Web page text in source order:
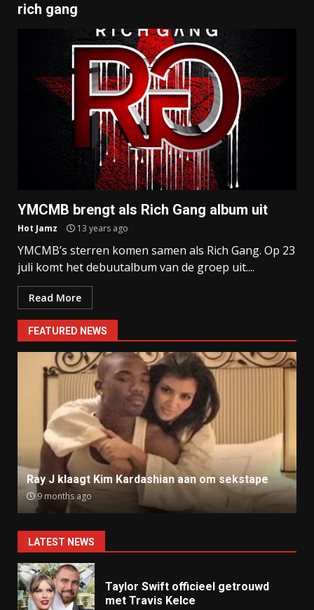
rich gang
YMCMB brengt als Rich Gang album uit
Hot Jamz 13 years ago
YMCMB’s sterren komen samen als Rich Gang. Op 23
juli komt het debuutalbum van de groep uit....
Read More
FEATURED NEWS
Ray J klaagt Kim Kardashian aan om sekstape
9 months ago
LATEST NEWS
Taylor Swift officieel getrouwd
met Travis Kelce